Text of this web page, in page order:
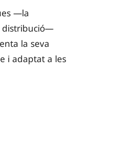
—la
distribució—
la seva
i adaptat a les